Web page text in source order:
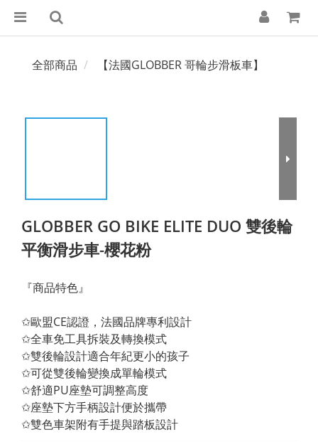
全部商品 【法國GLOBBER 哥輪步滑板車】
GLOBBER GO BIKE ELITE DUO 雙後輪
平衡滑步車-櫻花粉
『商品特色』
✩歐盟CE認證，法國品牌專利設計
✩全車免工具拆裝及轉換模式
✩雙後輪設計適合年紀更小的孩子
✩可從雙後輪變換成單輪模式
✩舒適PU座墊可調整高度
✩座墊下方手柄設計便於攜帶
✩雙色車架附有手提與踏板設計